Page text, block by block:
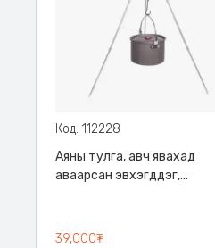
Код: 112228
Аяны тулга, авч явахад
аваарсан эвхэгддэг,
39,000₮